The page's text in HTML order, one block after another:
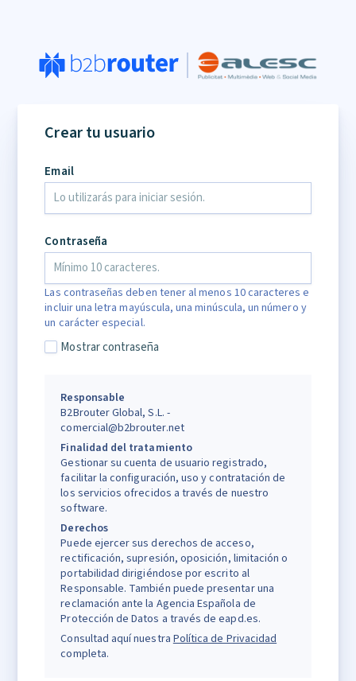
Crear tu usuario
Email
Contraseña
Las contraseñas deben tener al menos 10 caracteres e
incluir una letra mayúscula, una minúscula, un número y
un carácter especial.
Mostrar contraseña
Responsable
B2Brouter Global, S.L. -
comercial@b2brouter.net
Finalidad del tratamiento
Gestionar su cuenta de usuario registrado,
facilitar la configuración, uso y contratación de
los servicios ofrecidos a través de nuestro
software.
Derechos
Puede ejercer sus derechos de acceso,
rectificación, supresión, oposición, limitación o
portabilidad dirigiéndose por escrito al
Responsable. También puede presentar una
reclamación ante la Agencia Española de
Protección de Datos a través de eapd.es.
Consultad aquí nuestraPolítica de Privacidad
completa.